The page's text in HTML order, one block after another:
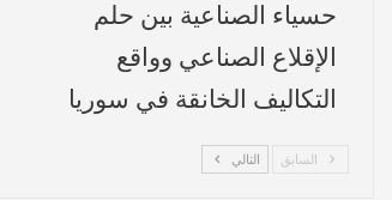
حسياء الصناعية بين حلم
الإقلاع الصناعي وواقع
التكاليف الخانقة في سوريا
السابق التالي